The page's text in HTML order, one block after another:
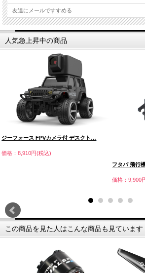
友達にメールですすめる
人気急上昇中の商品
ジーフォース FPVカメラ付 デスクト…
価格：8,910円(税込)
フタバ 飛行
価格：9,900
この商品を見た人はこんな商品も見ています